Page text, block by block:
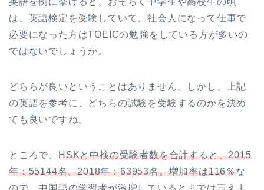
は、英語検定を受験していて、社会人になって仕事で
必要になった方はTOEICの勉強をしている方が多いの
ではないでしょうか。
どららが良いということはありません。しかし、上記
の英語を参考に、どちらの試験を受験するのかを決め
ても良いですね。
ところで、 HSKと中検の受験者数を合計すると、2015
年：55144名、2018年：63953名。増加率は116％な